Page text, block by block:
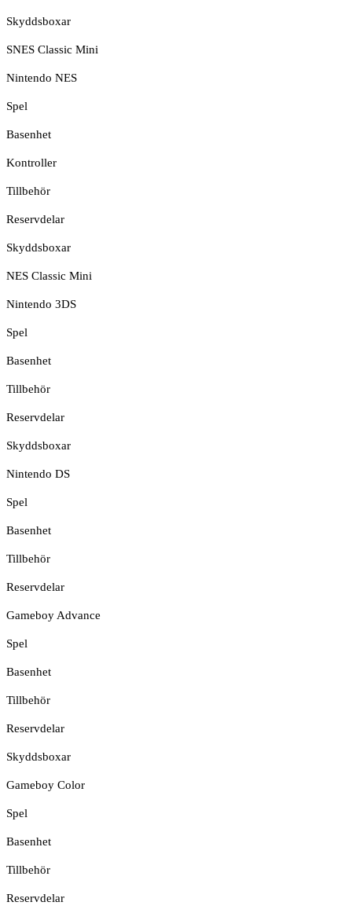
Skyddsboxar
SNES Classic Mini
Nintendo NES
Spel
Basenhet
Kontroller
Tillbehör
Reservdelar
Skyddsboxar
NES Classic Mini
Nintendo 3DS
Spel
Basenhet
Tillbehör
Reservdelar
Skyddsboxar
Nintendo DS
Spel
Basenhet
Tillbehör
Reservdelar
Gameboy Advance
Spel
Basenhet
Tillbehör
Reservdelar
Skyddsboxar
Gameboy Color
Spel
Basenhet
Tillbehör
Reservdelar